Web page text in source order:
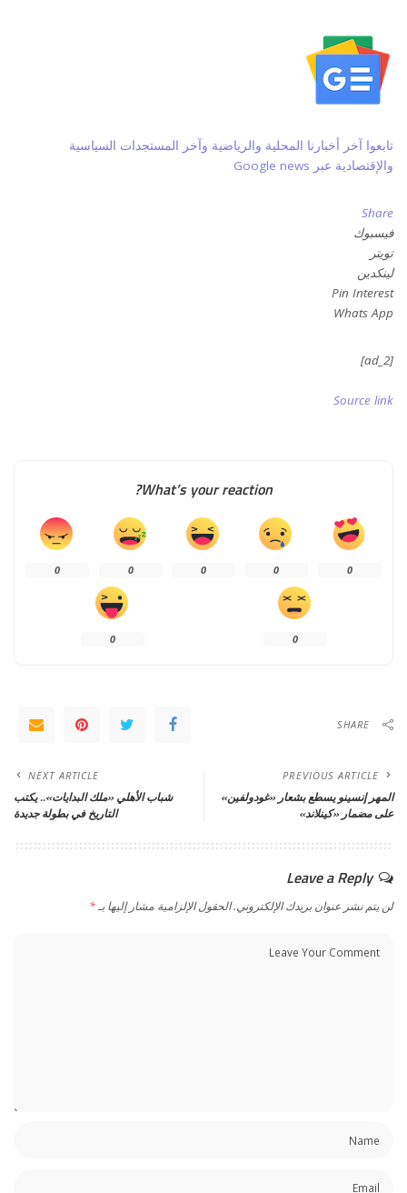
تابعوا آخر أخبارنا المحلية والرياضية وآخر المستجدات السياسية
والإقتصادية عبر Google news
Share
فيسبوك
تويتر
لينكدين
Pin Interest
Whats App
[ad_2]
Source link
What’s your reaction?
0
0
0
0
0
0
0
SHARE
PREVIOUS ARTICLE
المهر إنسينو يسطع بشعار «غودولفين»
على مضمار «كينلاند»
NEXT ARTICLE
شباب الأهلي «ملك البدايات».. يكتب
التاريخ في بطولة جديدة
Leave a Reply
لن يتم نشر عنوان بريدك الإلكتروني.الحقول الإلزامية مشار إليها بـ*